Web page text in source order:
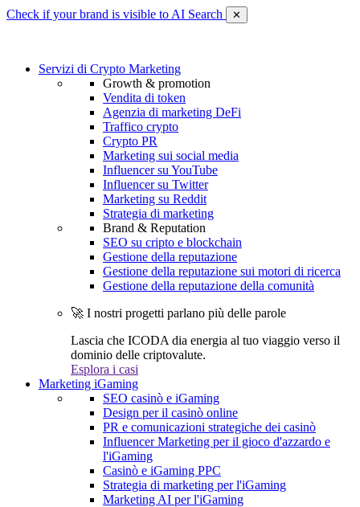
Check if your brand is visible to AI Search ✕
Servizi di Crypto Marketing
Growth & promotion
Vendita di token
Agenzia di marketing DeFi
Traffico crypto
Crypto PR
Marketing sui social media
Influencer su YouTube
Influencer su Twitter
Marketing su Reddit
Strategia di marketing
Brand & Reputation
SEO su cripto e blockchain
Gestione della reputazione
Gestione della reputazione sui motori di ricerca
Gestione della reputazione della comunità
🚀 I nostri progetti parlano più delle parole
Lascia che ICODA dia energia al tuo viaggio verso il
dominio delle criptovalute.
Esplora i casi
Marketing iGaming
SEO casinò e iGaming
Design per il casinò online
PR e comunicazioni strategiche dei casinò
Influencer Marketing per il gioco d'azzardo e
l'iGaming
Casinò e iGaming PPC
Strategia di marketing per l'iGaming
Marketing AI per l'iGaming